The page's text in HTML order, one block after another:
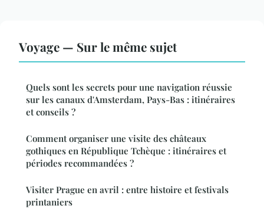
Voyage — Sur le même sujet
Quels sont les secrets pour une navigation réussie
sur les canaux d'Amsterdam, Pays-Bas : itinéraires
et conseils ?
Comment organiser une visite des châteaux
gothiques en République Tchèque : itinéraires et
périodes recommandées ?
Visiter Prague en avril : entre histoire et festivals
printaniers